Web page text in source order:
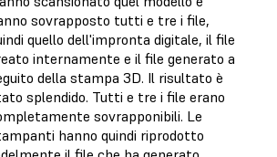
sovrapposto tutti e tre i file,
quello dell'impronta digitale, il file
internamente e il file generato a
della stampa 3D. Il risultato è
splendido. Tutti e tre i file erano
sovrapponibili. Le
hanno quindi riprodotto